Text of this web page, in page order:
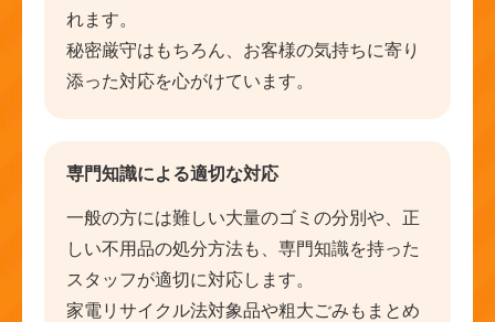
れます。
秘密厳守はもちろん、お客様の気持ちに寄り
添った対応を心がけています。
専門知識による適切な対応
一般の方には難しい大量のゴミの分別や、正
しい不用品の処分方法も、専門知識を持った
スタッフが適切に対応します。
家電リサイクル法対象品や粗大ごみもまとめ